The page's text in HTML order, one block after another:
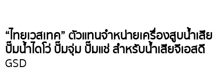
“ไทยเวสเทค” ตัวแทนจำหน่ายเครื่องสูบน้ำเสีย
ปั๊มน้ำไดโว่ ปั๊มจุ่ม ปั๊มแช่ สำหรับน้ำเสียจีเอสดี
GSD